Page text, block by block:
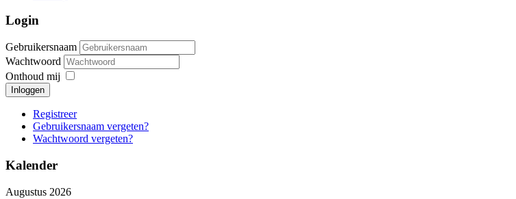
Login
Gebruikersnaam
Wachtwoord
Onthoud mij
Inloggen
Registreer
Gebruikersnaam vergeten?
Wachtwoord vergeten?
Kalender
Augustus 2026